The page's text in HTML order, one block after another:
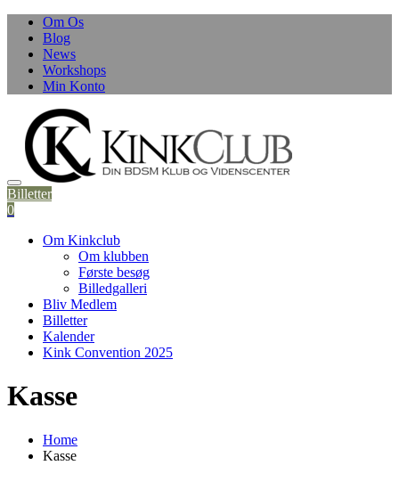
Skip
content
Om Os
Blog
News
Workshops
Min Konto
Billetter
0
Om Kinkclub
Om klubben
Første besøg
Billedgalleri
Bliv Medlem
Billetter
Kalender
Kink Convention 2025
Kasse
Home
Kasse